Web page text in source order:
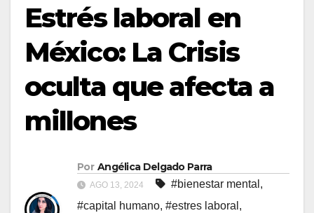
Estrés laboral en
México: La Crisis
oculta que afecta a
millones
Por Angélica Delgado Parra
AGO 13, 2024 #bienestar mental ,
#capital humano, #estres laboral ,